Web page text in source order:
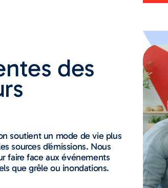
des
soutient un mode de vie plus
sources d’émissions. Nous
faire face aux événements
que grêle ou inondations.